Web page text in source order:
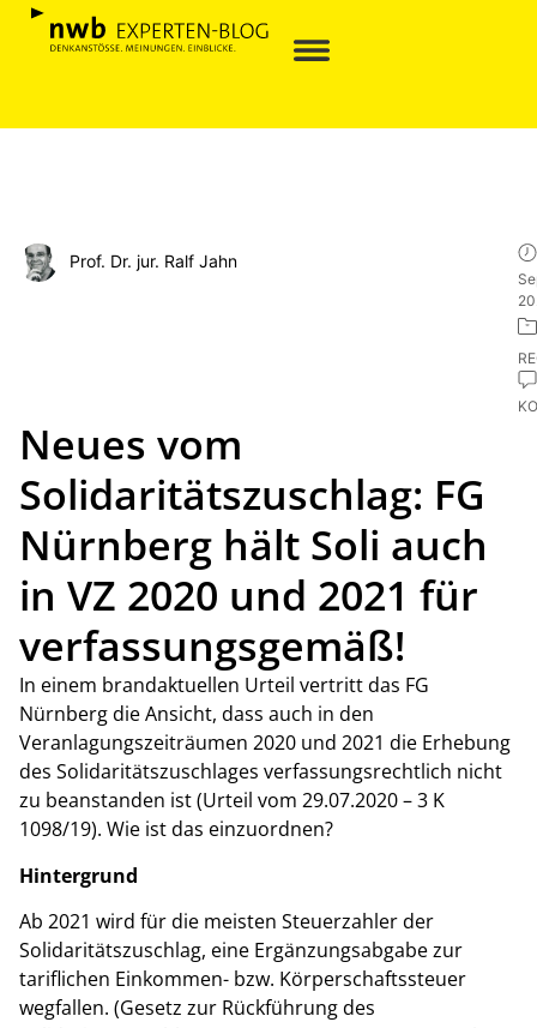
Prof. Dr. jur. Ralf Jahn
Neues vom
Solidaritätszuschlag: FG
Nürnberg hält Soli auch
in VZ 2020 und 2021 für
verfassungsgemäß!
In einem brandaktuellen Urteil vertritt das FG
Nürnberg die Ansicht, dass auch in den
Veranlagungszeiträumen 2020 und 2021 die Erhebung
des Solidaritätszuschlages verfassungsrechtlich nicht
zu beanstanden ist (Urteil vom 29.07.2020 – 3 K
1098/19). Wie ist das einzuordnen?
Hintergrund
Ab 2021 wird für die meisten Steuerzahler der
Solidaritätszuschlag, eine Ergänzungsabgabe zur
tariflichen Einkommen- bzw. Körperschaftssteuer
wegfallen. (Gesetz zur Rückführung des